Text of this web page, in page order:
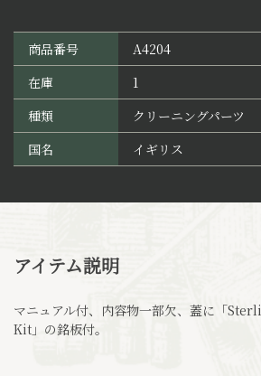
商品番号
A4204
在庫
1
種類
クリーニングパーツ
国名
イギリス
アイテム説明
マニュアル付、内容物一部欠、蓋に「
Kit」の銘板付。